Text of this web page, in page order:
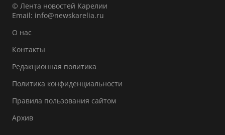
© Лента новостей Карелии
Email: info@newskarelia.ru
О нас
Контакты
Редакционная политика
Политика конфиденциальности
Правила пользования сайтом
Архив